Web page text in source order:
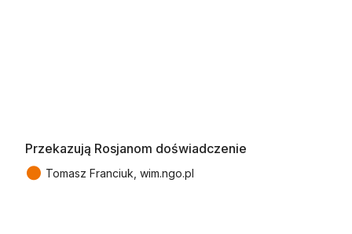
Przekazują Rosjanom doświadczenie
● Tomasz Franciuk, wim.ngo.pl